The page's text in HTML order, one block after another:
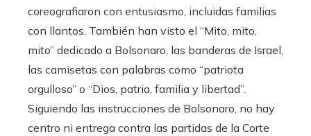
coreografiaron con entusiasmo, incluidas familias
con llantos. También han visto el “Mito, mito,
mito” dedicado a Bolsonaro, las banderas de Israel,
las camisetas con palabras como “patriota
orgulloso” o “Dios, patria, familia y libertad”.
Siguiendo las instrucciones de Bolsonaro, no hay
centro ni entrega contra las partidas de la Corte